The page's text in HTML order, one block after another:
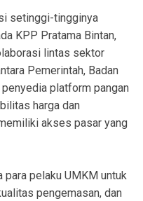
setinggi-tingginya
KPP Pratama Bintan,
lintas sektor
Pemerintah, Badan
platform pangan
harga dan
akses pasar yang
para pelaku UMKM untuk
pengemasan, dan